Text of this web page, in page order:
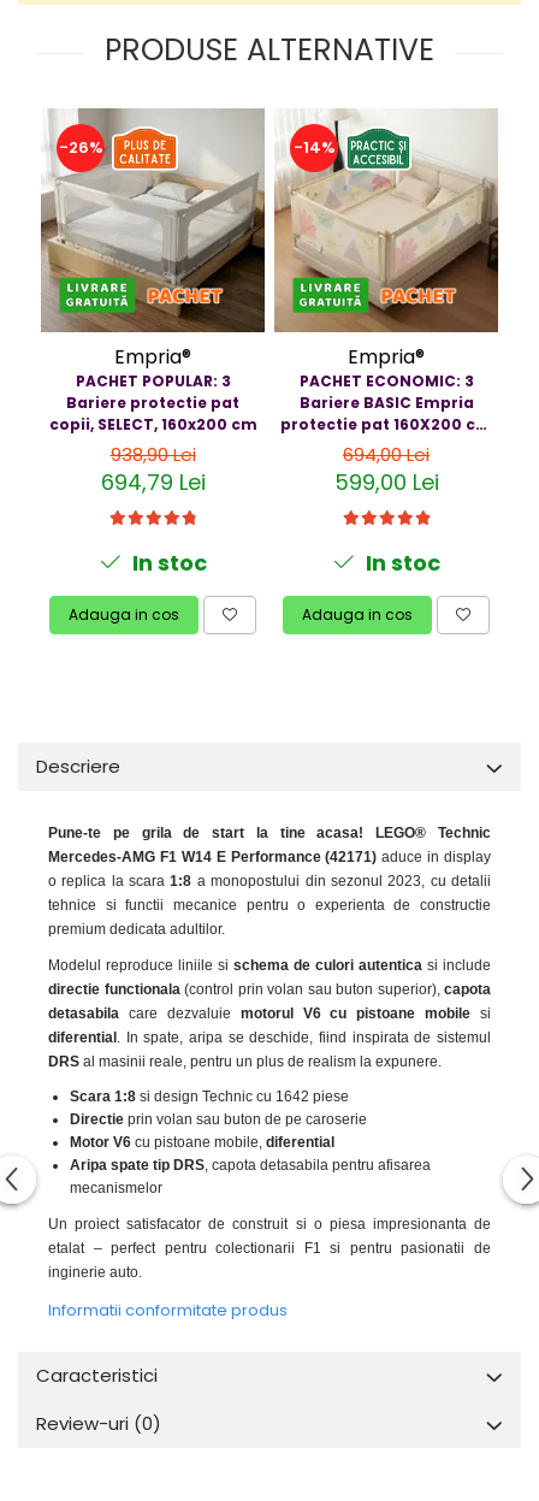
Stickere decorative
Covorase de joaca
Ingrijire adulti
Siguranta animale companie
Carduri Cadou
Propuneri Cadou
Produse Sub 50 Lei
Resigilate
PRODUSE ALTERNATIVE
-26%
Empria®
PACHET POPULAR: 3
Bariere protectie pat
copii, SELECT, 160x200 cm
938,90 Lei
694,79 Lei
In stoc
Adauga in cos
-14%
Empria®
PACHET ECONOMIC: 3
Bariere BASIC Empria
protectie pat 160X200 cm
+ bara stabilizatoare
694,00 Lei
599,00 Lei
In stoc
Adauga in cos
Descriere
Pune-te pe grila de start la tine acasa!
LEGO® Technic
Mercedes-AMG F1 W14 E Performance (42171) aduce in display
o replica la scara1:8 a monopostului din sezonul 2023, cu detalii
tehnice si functii mecanice pentru o experienta de constructie
premium dedicata adultilor.
Modelul reproduce liniile si schema de culori autentica si include
directie functionala(control prin volan sau buton superior), capota
detasabila care dezvaluie motorul V6 cu pistoane mobile si
diferential . In spate, aripa se deschide, fiind inspirata de sistemul
DRS al masinii reale, pentru un plus de realism la expunere.
Scara 1:8 si design Technic cu 1642 piese
Directie prin volan sau buton de pe caroserie
Motor V6 cu pistoane mobile, diferential
Aripa spate tip DRS, capota detasabila pentru afisarea
mecanismelor
Un proiect satisfacator de construit si o piesa impresionanta de
etalat – perfect pentru colectionarii F1 si pentru pasionatii de
inginerie auto.
Informatii conformitate produs
Caracteristici
Review-uri (0)